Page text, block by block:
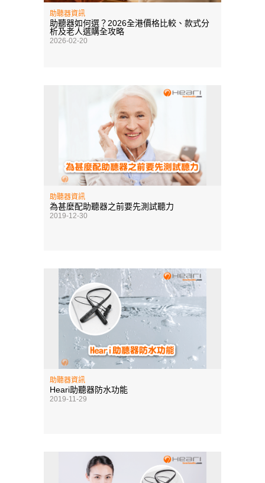
助聽器資訊
助聽器如何選？2026全港價格比較、款式分
析及老人選購全攻略
2026-02-20
助聽器資訊
為甚麼配助聽器之前要先測試聽力
2019-12-30
助聽器資訊
Heari助聽器防水功能
2019-11-29